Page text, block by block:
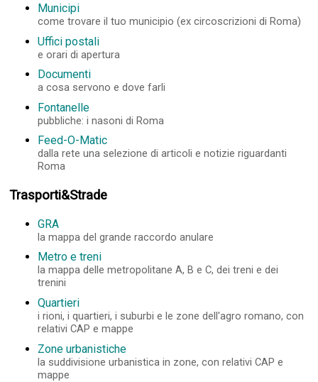
Municipi
come trovare il tuo municipio (ex circoscrizioni di Roma)
Uffici postali
e orari di apertura
Documenti
a cosa servono e dove farli
Fontanelle
pubbliche: i nasoni di Roma
Feed-O-Matic
dalla rete una selezione di articoli e notizie riguardanti
Roma
Trasporti&Strade
GRA
la mappa del grande raccordo anulare
Metro e treni
la mappa delle metropolitane A, B e C, dei treni e dei
trenini
Quartieri
i rioni, i quartieri, i suburbi e le zone dell'agro romano, con
relativi CAP e mappe
Zone urbanistiche
la suddivisione urbanistica in zone, con relativi CAP e
mappe